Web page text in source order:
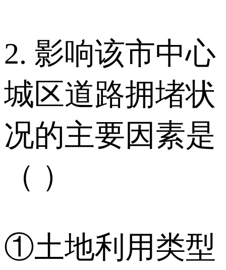
2. 影响该市中心
城区道路拥堵状
况的主要因素是
（ ）
①土地利用类型